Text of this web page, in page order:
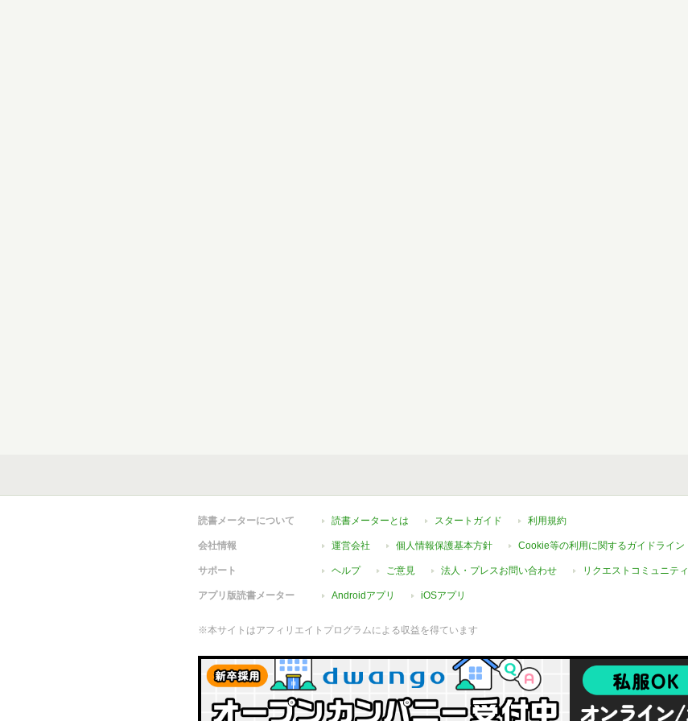
読書メーターについて 読書メーターとは スタートガイド 利用規約
会社情報 運営会社 個人情報保護基本方針 Cookie等の利用に関するガイドライン
サポート ヘルプ ご意見 法人・プレスお問い合わせ リクエストコミュニティ
アプリ版読書メーター Androidアプリ iOSアプリ
※本サイトはアフィリエイトプログラムによる収益を得ています